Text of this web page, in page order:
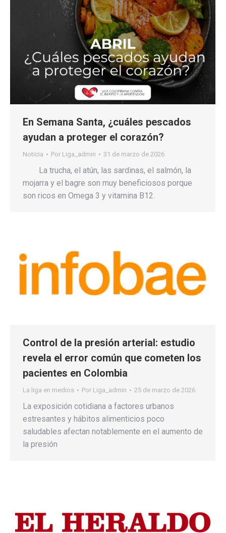
En Semana Santa, ¿cuáles pescados
ayudan a proteger el corazón?
Noticia Por Liga_admin 31 de marzo de 2026
La trucha, el atún, las sardinas, el salmón, la
mojarra y el bagre son muy beneficiosos porque
son ricos en Omega 3 y vitamina B12.
Control de la presión arterial: estudio
revela el error común que cometen los
pacientes en Colombia
La liga en medios Por Liga_admin 25 de marzo de 2026
La exposición cotidiana a factores urbanos
estresantes y hábitos alimenticios poco
saludables afectan notablemente en el aumento de
la presión